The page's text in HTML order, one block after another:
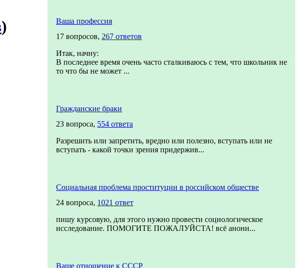
)
Ваша профессия
17 вопросов, 267 ответов
Итак, начну:
В последнее время очень часто сталкиваюсь с тем, что школьник не
то что бы не может ...
Гражданские браки
23 вопроса, 554 ответа
Разрешить или запретить, вредно или полезно, вступать или не
вступать - какой точки зрения придержив...
Социальная проблема проституции в российском обществе
24 вопроса, 1021 ответ
пишу курсовую, для этого нужно провести социологическое
исследование. ПОМОГИТЕ ПОЖАЛУЙСТА! всё анони...
Ваше отношение к СССР